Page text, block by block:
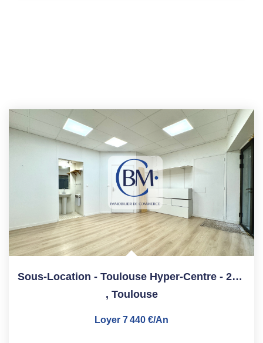
Sous-Location - Toulouse Hyper-Centre - 25 M²
, Toulouse
Loyer 7 440 €/an